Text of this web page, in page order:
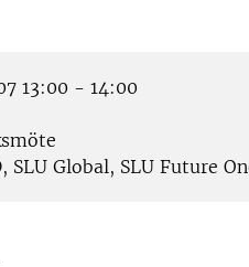
13:00 - 14:00
SLU Global, SLU Future